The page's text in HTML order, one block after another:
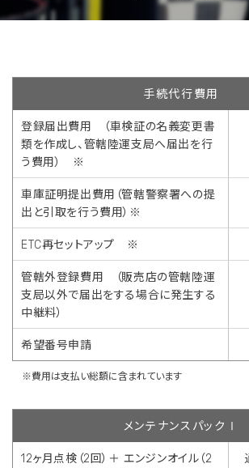
手続代行費用
登録届出費用 （車検証の名義変更書
類を作成し、管轄陸運支局へ届出を行
う費用） ※
車庫証明提出費用（管轄警察署への提
出と引取を行う費用）※
ETC再セットアップ ※
管轄外登録費用 （販売店の管轄陸運
支局以外で届出をする場合に発生する
中継料）
希望番号申請
※費用は支払い総額に含まれています
メンテナンスパックⅠ
12ヶ月点検（2回）＋ エンジンオイル（2